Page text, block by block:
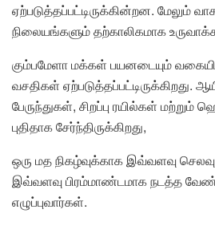
ஏற்படுத்தப்பட்டிருக்கின்றன. மேலும்
நிலையங்களும் தற்காலிகமாக
கும்பமேளா மக்கள் பயனடையும்
வசதிகள் ஏற்படுத்தப்பட்டிருக்கிறது.
பேருந்துகள், சிறப்பு ரயில்கள் மற்றும்
புதிதாக சேர்ந்திருக்கிறது,
ஒரு மத நிகழ்வுக்காக இவ்வளவு
இவ்வளவு பிரம்மாண்டமாக நடத்த
எழுப்புவார்கள்.